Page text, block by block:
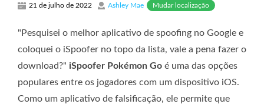
21 de julho de 2022 Ashley Mae Mudar localização
"Pesquisei o melhor aplicativo de spoofing no Google e
coloquei o iSpoofer no topo da lista, vale a pena fazer o
download?" iSpoofer Pokémon Go é uma das opções
populares entre os jogadores com um dispositivo iOS.
Como um aplicativo de falsificação, ele permite que